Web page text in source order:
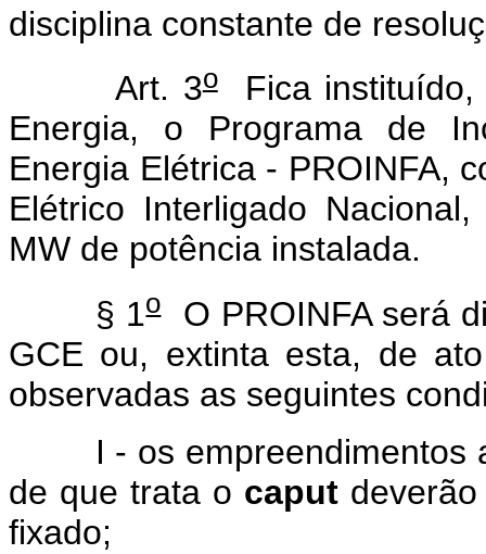
disciplina constante de
Art. 3oFica instituído,
Energia, o Programa de
Energia Elétrica - PROINFA,
Elétrico Interligado
MW de potência instalada.
§ 1oO PROINFA será
GCE ou, extinta esta, de
observadas as seguintes
I - os empreendimentos a
de que trata o caput
fixado;